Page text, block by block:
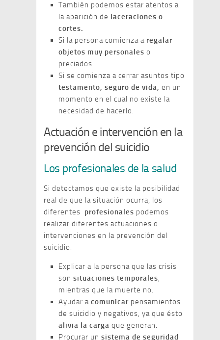
También podemos estar atentos a
la aparición de
laceraciones o
cortes.
Si la persona comienza a regalar
objetos muy personales o
preciados.
Si se comienza a cerrar asuntos tipo
testamento, seguro de vida, en un
momento en el cual no existe la
necesidad de hacerlo.
Actuación e intervención en la
prevención del suicidio
Los profesionales de la salud
Si detectamos que existe la posibilidad
real de que la situación ocurra, los
diferentes profesionales podemos
realizar diferentes actuaciones o
intervenciones en la prevención del
suicidio.
Explicar a la persona que las crisis
son situaciones temporales,
mientras que la muerte no.
Ayudar a comunicar pensamientos
de suicidio y negativos, ya que ésto
alivia la carga que generan.
Procurar un sistema de seguridad